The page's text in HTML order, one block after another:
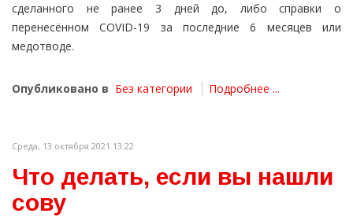
сделанного не ранее 3 дней до, либо справки о
перенесённом COVID-19 за последние 6 месяцев или
медотводе.
Опубликовано в Без категории Подробнее ...
Среда, 13 октября 2021 13:22
Что делать, если вы нашли
сову